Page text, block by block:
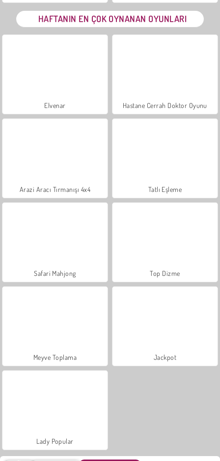
HAFTANIN EN ÇOK OYNANAN OYUNLARI
Elvenar Hastane Cerrah Doktor Oyunu
Arazi Aracı Tırmanışı 4x4 Tatlı Eşleme
Safari Mahjong Top Dizme
Meyve Toplama Jackpot
Lady Popular